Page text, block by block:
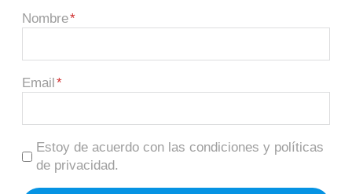
Nombre
Email
Estoy de acuerdo con las condiciones y políticas
de privacidad.